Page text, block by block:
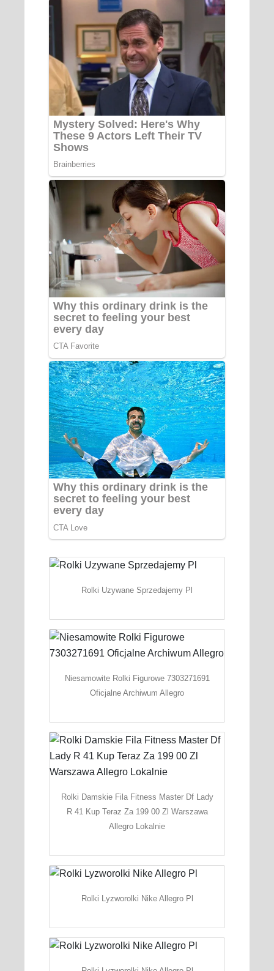
Rolki Uzywane Sprzedajemy Pl
Niesamowite Rolki Figurowe 7303271691
Oficjalne Archiwum Allegro
Rolki Damskie Fila Fitness Master Df Lady
R 41 Kup Teraz Za 199 00 Zl Warszawa
Allegro Lokalnie
Rolki Lyzworolki Nike Allegro Pl